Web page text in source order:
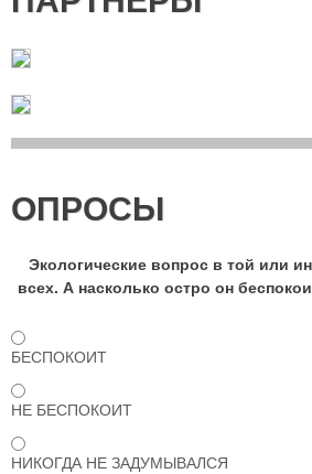
ОПРОСЫ
Экологические вопрос в той или
всех. А насколько остро он
БЕСПОКОИТ
НЕ БЕСПОКОИТ
НИКОГДА НЕ ЗАДУМЫВАЛСЯ